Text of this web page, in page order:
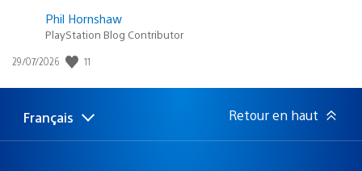
Phil Hornshaw
PlayStation Blog Contributor
Date
publication
29/07/2026 11
Choisir
Région
Français Retour en haut